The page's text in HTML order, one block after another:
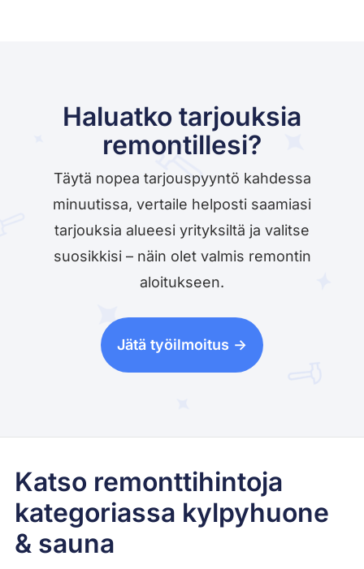
Haluatko tarjouksia
remontillesi?
Täytä nopea tarjouspyyntö kahdessa
minuutissa, vertaile helposti saamiasi
tarjouksia alueesi yrityksiltä ja valitse
suosikkisi – näin olet valmis remontin
aloitukseen.
Jätä työilmoitus ->
Katso remonttihintoja
kategoriassa kylpyhuone
& sauna